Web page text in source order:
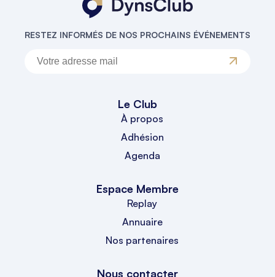
RESTEZ INFORMÉS DE NOS PROCHAINS ÉVÉNEMENTS
Le Club
À propos
Adhésion
Agenda
Espace Membre
Replay
Annuaire
Nos partenaires
Nous contacter